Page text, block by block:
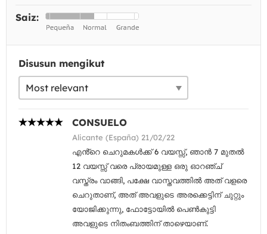
Saiz:
Disusun mengikut
CONSUELO
Alicante (España) 21/02/22
എൻ്റെ ചെറുമകൾക്ക് 6 വയസ്സ്, ഞാൻ 7 മുതൽ
12 വയസ്സ് വരെ പ്രായമുള്ള ഒരു ഓറഞ്ച്
വസ്ത്രം വാങ്ങി, പക്ഷേ വാസ്തവത്തിൽ അത് വളരെ
ചെറുതാണ്, അത് അവളുടെ അരക്കെട്ടിന് ചുറ്റും
യോജിക്കുന്നു, ഫോട്ടോയിൽ പെൺകുട്ടി
അവളുടെ നിതംബത്തിന് താഴെയാണ്.